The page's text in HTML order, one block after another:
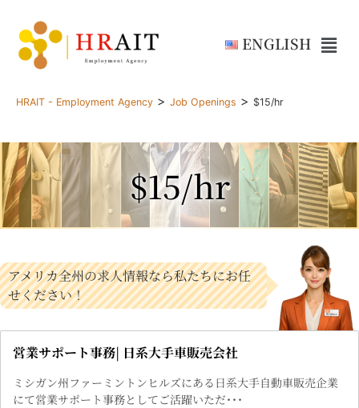
ENGLISH
HRAIT - Employment Agency > Job Openings > $15/hr
$15/hr
アメリカ全州の求人情報なら私たちにお任
せください！
営業サポート事務| 日系大手車販売会社
ミシガン州ファーミントンヒルズにある日系大手自動車販売企業
にて営業サポート事務としてご活躍いただ･･･